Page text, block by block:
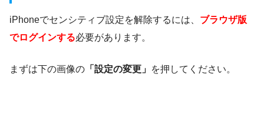
iPhoneでセンシティブ設定を解除するには、 ブラウザ版
でログインする必要があります。
まずは下の画像の 「設定の変更」 を押してください。